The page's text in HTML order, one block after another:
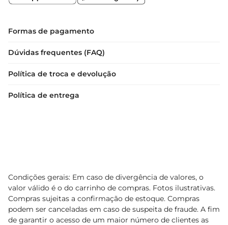
Formas de pagamento
Dúvidas frequentes (FAQ)
Política de troca e devolução
Política de entrega
Condições gerais: Em caso de divergência de valores, o
valor válido é o do carrinho de compras. Fotos ilustrativas.
Compras sujeitas a confirmação de estoque. Compras
podem ser canceladas em caso de suspeita de fraude. A fim
de garantir o acesso de um maior número de clientes as